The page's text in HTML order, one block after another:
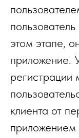
этом этапе,
приложение.
регистрации
клиента от
приложением